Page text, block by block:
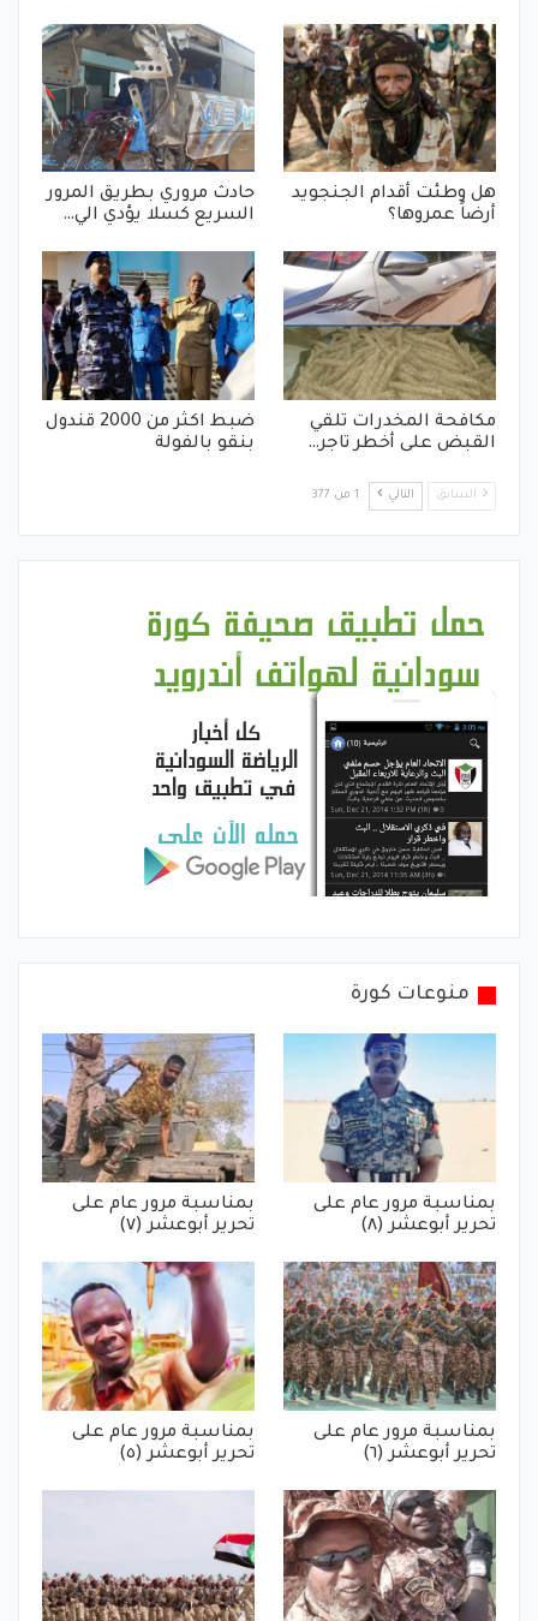
هل وطئت أقدام الجنجويد
أرضاً عمروها؟
حادث مروري بطريق المرور
السريع كسلا يؤدي الي…
مكافحة المخدرات تلقي
القبض على أخطر تاجر…
ضبط اكثر من 2000 قندول
بنقو بالفولة
السابق التالي 1 من 377
منوعات كورة
بمناسبة مرور عام على
تحرير أبوعشر (٨)
بمناسبة مرور عام على
تحرير أبوعشر (٧)
بمناسبة مرور عام على
تحرير أبوعشر (٦)
بمناسبة مرور عام على
تحرير أبوعشر (٥)